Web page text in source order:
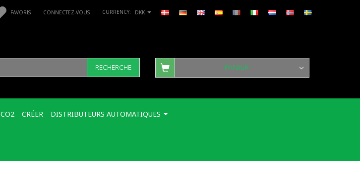
DKK
FAVORIS CONNECTEZ-VOUS
RECHERCHE PANIER
CO2 CRÉER DISTRIBUTEURS AUTOMATIQUES